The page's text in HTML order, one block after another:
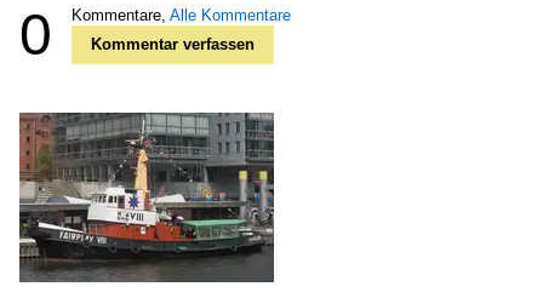
0 Kommentare, Alle Kommentare
Kommentar verfassen